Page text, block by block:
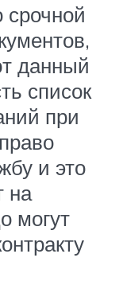
срочной
данный
список
при
и это
на
могут